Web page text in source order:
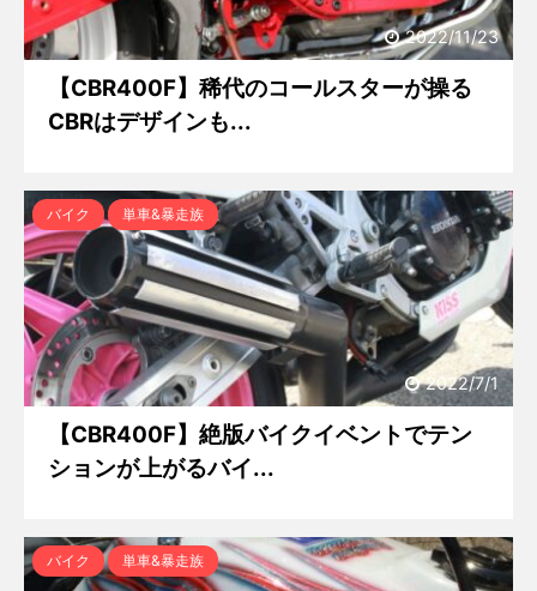
2022/11/23
【CBR400F】稀代のコールスターが操る
CBRはデザインも...
2022/7/1
バイク 単車&暴走族
【CBR400F】絶版バイクイベントでテン
ションが上がるバイ...
バイク 単車&暴走族